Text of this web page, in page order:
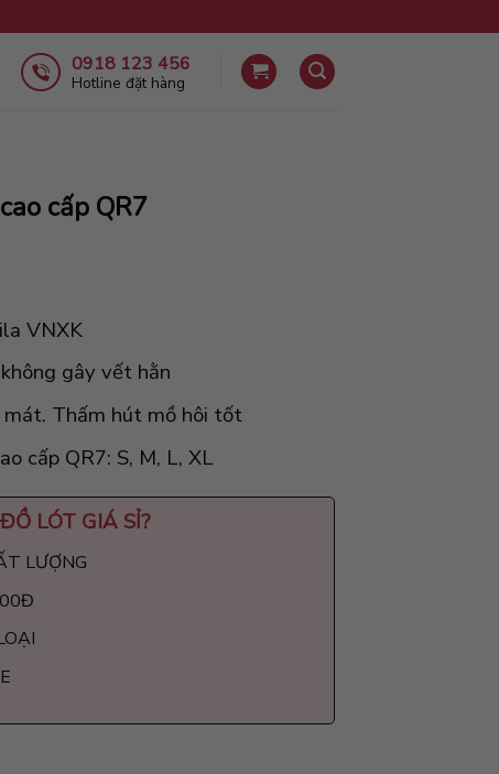
0918 123 456
Hotline đặt hàng
cấp QR7
VNXK
gây vết hằn
mát. Thấm hút mồ hôi tốt
cấp QR7: S, M, L, XL
ĐỒ LÓT GIÁ SỈ?
LƯỢNG